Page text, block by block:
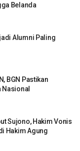
Belanda
Alumni Paling
BGN Pastikan
Sujono, Hakim Vonis
Hakim Agung